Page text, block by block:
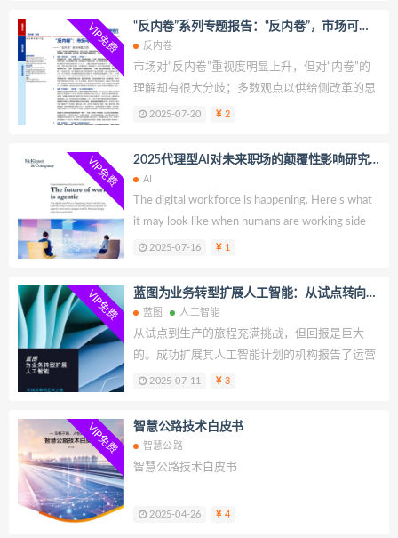
随着数据量的爆发式增长和实时性要求的不断提
升，传统的云端集中式 AI 计算模式面临着网络
延迟、带宽限制、数据隐私等诸多挑战。边缘 AI
作为解决这些痛点的关键技术路径，正成为产业
VIP免费
“反内卷”系列专题报告：“反内卷”，市场可能
误解了什么？
反内卷
市场对“反内卷”重视度明显上升，但对“内卷”的
理解却有很大分歧；多数观点以供给侧改革的思
维理解，但差之毫厘、谬以千里；除产量调控与
2025-07-20 2
VIP免费
2025代理型AI对未来职场的颠覆性影响研究
报告：人机协作
AI
The digital workforce is happening. Here’s what
it may look like when humans are working side
by side with AI agents—and how to prepare now
2025-07-16 1
VIP免费
蓝图为业务转型扩展人工智能：从试点转向正
式上线
蓝图 人工智能
从试点到生产的旅程充满挑战，但回报是巨大
的。成功扩展其人工智能计划的机构报告了运营
效率、成本节约和创新方面的显著收益。例如，
AMRO等公司实现了生产力和客户服务的显著改
进。这些成功故事突出了人工智能集成到核心业
务功能时的变革潜力。
2025-07-11 3
VIP免费 智慧公路技术白皮书
智慧公路
智慧公路技术白皮书
2025-04-26 4